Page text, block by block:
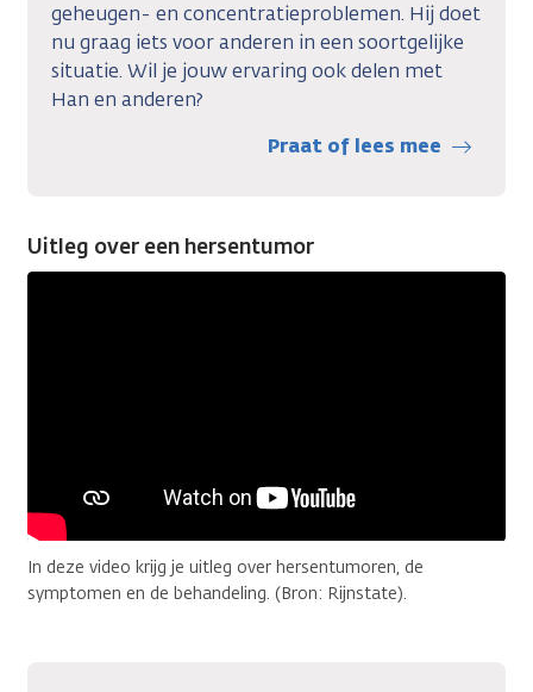
geheugen- en concentratieproblemen. Hij doet
nu graag iets voor anderen in een soortgelijke
situatie. Wil je jouw ervaring ook delen met
Han en anderen?
Praat of lees mee
Uitleg over een hersentumor
In deze video krijg je uitleg over hersentumoren, de
symptomen en de behandeling. (Bron: Rijnstate).